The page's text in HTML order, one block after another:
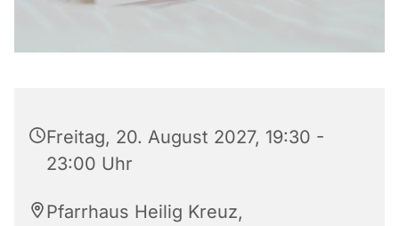
Freitag, 20. August 2027, 19:30 -
23:00 Uhr
Pfarrhaus Heilig Kreuz,